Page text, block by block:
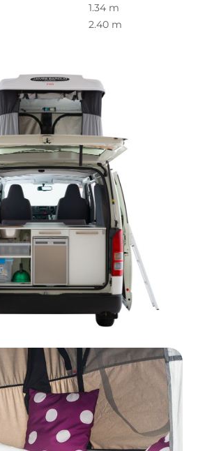
1.34 m
2.40 m